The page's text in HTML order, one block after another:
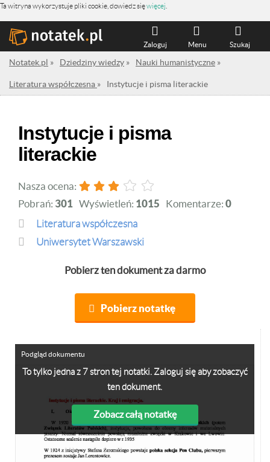
Ta witryna wykorzystuje pliki cookie, dowiedz sięwięcej
Szukaj
Menu
Zaloguj
Notatek.pl » Dziedziny wiedzy » Nauki humanistyczne »
Literatura współczesna » Instytucje i pisma literackie
Instytucje i pisma
literackie
Nasza ocena:
Pobrań: 301 Wyświetleń: 1015 Komentarze: 0
Literatura współczesna
Uniwersytet Warszawski
Pobierz ten dokument za darmo
Pobierz notatkę
To tylko jedna z 7 stron tej notatki. Zaloguj się aby zobaczyć
ten dokument.
Zobacz całą notatkę
Podgląd dokumentu